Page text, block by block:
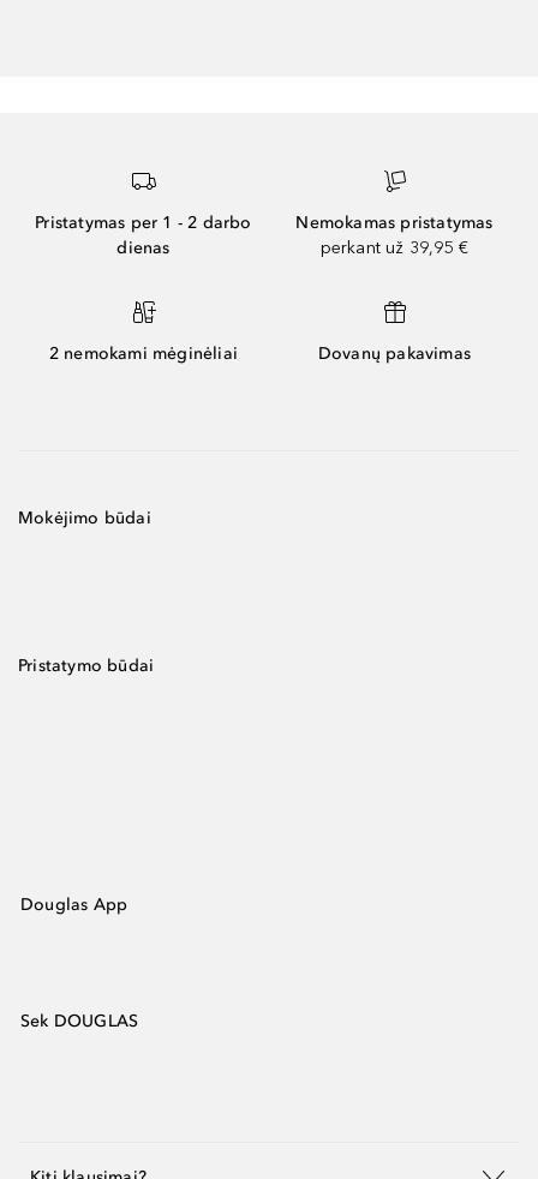
Pristatymas per 1 - 2 darbo
dienas
Nemokamas pristatymas
perkant už 39,95 €
2 nemokami mėginėliai Dovanų pakavimas
Mokėjimo būdai
Pristatymo būdai
Douglas App
Sek DOUGLAS